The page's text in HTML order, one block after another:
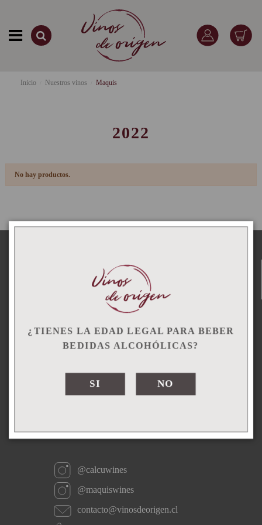
Inicio Nuestros vinos Maquis
2022
No hay productos.
POLÍTICAS DE DESPACHO
TÉRMINOS Y CONDICIONES
PREGUNTAS FRECUENTES
sfsd
@calcuwines
@maquiswines
contacto@vinosdeorigen.cl
¿TIENES LA EDAD LEGAL PARA BEBER
BEDIDAS ALCOHÓLICAS?
SI NO